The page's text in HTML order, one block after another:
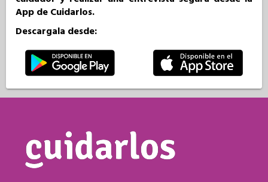
App de Cuidarlos.
Descargala desde: